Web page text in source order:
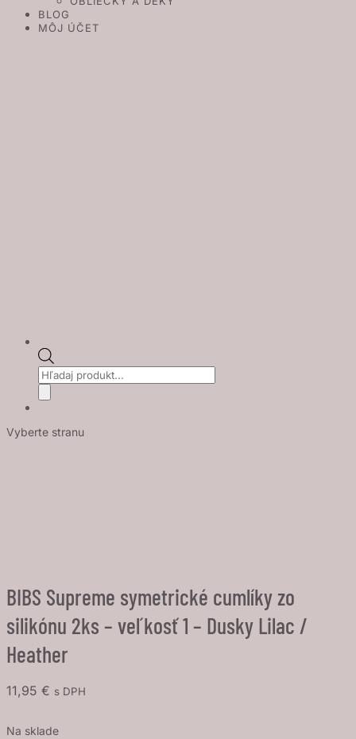
BLOG
MÔJ ÚČET
Products
search
Vyberte stranu
BIBS Supreme symetrické cumlíky zo
silikónu 2ks – veľkosť 1 – Dusky Lilac /
Heather
11,95 € s DPH
Na sklade